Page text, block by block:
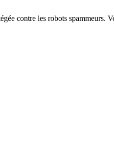
contre les robots spammeurs.